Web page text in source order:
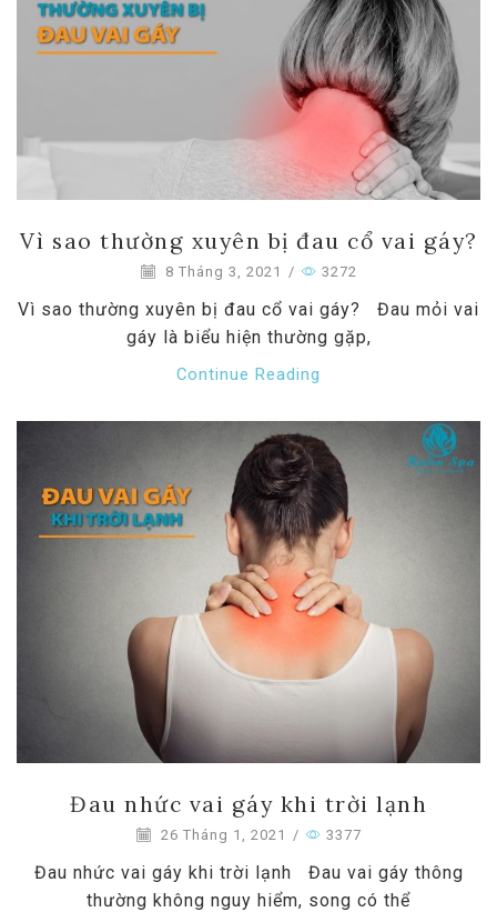
Vì sao thường xuyên bị đau cổ vai gáy?
8 Tháng 3, 2021 / 3272
Vì sao thường xuyên bị đau cổ vai gáy? Đau mỏi vai
gáy là biểu hiện thường gặp,
Continue Reading
Đau nhức vai gáy khi trời lạnh
26 Tháng 1, 2021 / 3377
Đau nhức vai gáy khi trời lạnh Đau vai gáy thông
thường không nguy hiểm, song có thể